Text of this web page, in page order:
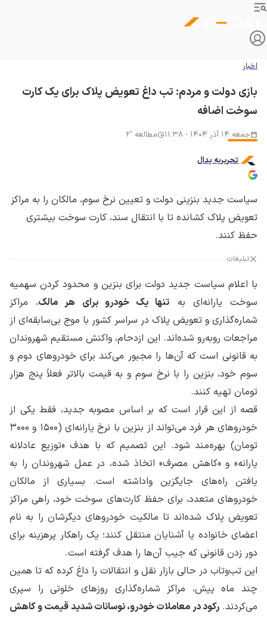
اخبار
بازی دولت و مردم: تب داغ تعویض پلاک برای یک کارت
سوخت اضافه
جمعه 14 آذر 1404 - 11:38 مطالعه '2
تحریریه پدال
سیاست جدید بنزینی دولت و تعیین نرخ سوم، مالکان را به مراکز
تعویض پلاک کشانده تا با انتقال سند، کارت سوخت بیشتری
حفظ کنند.
تبلیغات
با اعلام سیاست جدید دولت برای بنزین و محدود کردن سهمیه
سوخت یارانه‌ای به تنها یک خودرو برای هر مالک، مراکز
شماره‌گذاری و تعویض پلاک در سراسر کشور با موج بی‌سابقه‌ای از
مراجعات روبه‌رو شده‌اند. این ازدحام، واکنش مستقیم شهروندان
به قانونی است که آن‌ها را مجبور می‌کند برای خودروهای دوم و
سوم خود، بنزین را با نرخ سوم و به قیمت بالاتر فعلاً پنج هزار
تومان تهیه کنند.
قصه از این قرار است که بر اساس مصوبه جدید، فقط یکی از
خودروهای هر فرد می‌تواند از بنزین با نرخ یارانه‌ای (۱۵۰۰ و ۳۰۰۰
تومان) بهره‌مند شود. این تصمیم که با هدف «توزیع عادلانه
یارانه» و «کاهش مصرف» اتخاذ شده، در عمل شهروندان را به
یافتن راه‌های جایگزین واداشته است. بسیاری از مالکان
خودروهای متعدد، برای حفظ کارت‌های سوخت خود، راهی مراکز
تعویض پلاک شده‌اند تا مالکیت خودروهای دیگرشان را به نام
اعضای خانواده یا آشنایان منتقل کنند؛ یک راهکار پرهزینه برای
دور زدن قانونی که جیب آن‌ها را هدف گرفته است.
این تب‌وتاب در حالی بازار نقل و انتقالات را داغ کرده که تا همین
چند ماه پیش، مراکز شماره‌گذاری روزهای خلوتی را سپری
می‌کردند.رکود در معاملات خودرو، نوسانات شدید قیمت و کاهش